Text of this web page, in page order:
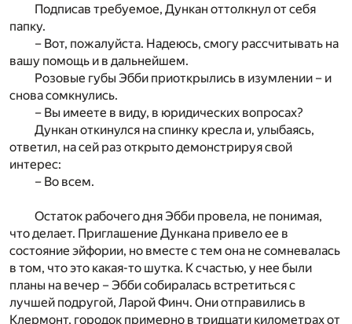
Подписав требуемое, Дункан оттолкнул от себя
папку.
– Вот, пожалуйста. Надеюсь, смогу рассчитывать на
вашу помощь и в дальнейшем.
Розовые губы Эбби приоткрылись в изумлении – и
снова сомкнулись.
– Вы имеете в виду, в юридических вопросах?
Дункан откинулся на спинку кресла и, улыбаясь,
ответил, на сей раз открыто демонстрируя свой
интерес:
– Во всем.
Остаток рабочего дня Эбби провела, не понимая,
что делает. Приглашение Дункана привело ее в
состояние эйфории, но вместе с тем она не сомневалась
в том, что это какая-то шутка. К счастью, у нее были
планы на вечер – Эбби собиралась встретиться с
лучшей подругой, Ларой Финч. Они отправились в
Клермонт, городок примерно в тридцати километрах от